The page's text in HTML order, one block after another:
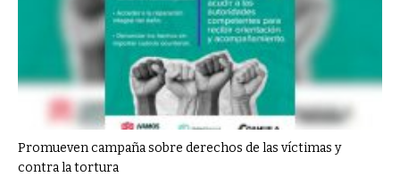
Promueven campaña sobre derechos de las víctimas y
contra la tortura